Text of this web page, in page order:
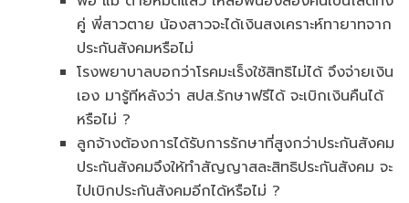
คู่ พี่สาวตาย น้องสาวจะได้เงินสงเคราะห์ทายาทจาก
ประกันสังคมหรือไม่
โรงพยาบาลบอกว่าโรคมะเร็งใช้สิทธิไม่ได้ จึงจ่ายเงิน
เอง มารู้ทีหลังว่า สปส.รักษาฟรีได้ จะเบิกเงินคืนได้
หรือไม่ ?
ลูกจ้างต้องการได้รับการรักษาที่สูงกว่าประกันสังคม
ประกันสังคมจึงให้ทำสัญญาสละสิทธิประกันสังคม จะ
ไปเบิกประกันสังคมอีกได้หรือไม่ ?